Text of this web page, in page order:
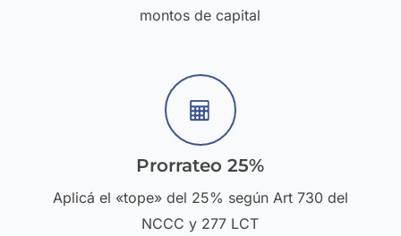
montos de capital
Prorrateo 25%
Aplicá el «tope» del 25% según Art 730 del
NCCC y 277 LCT